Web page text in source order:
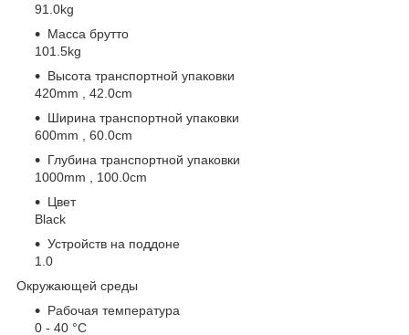
91.0kg
Масса брутто
101.5kg
Высота транспортной упаковки
420mm , 42.0cm
Ширина транспортной упаковки
600mm , 60.0cm
Глубина транспортной упаковки
1000mm , 100.0cm
Цвет
Black
Устройств на поддоне
1.0
Окружающей среды
Рабочая температура
0 - 40 °C